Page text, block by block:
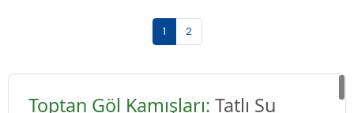
1 2
Toptan Göl Kamışları: Tatlı Su